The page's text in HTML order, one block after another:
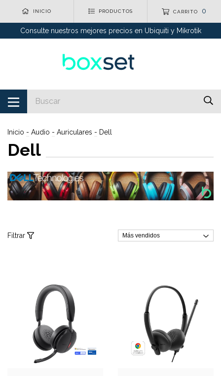
INICIO PRODUCTOS CARRITO 0
Consulte nuestros mejores precios en Ubiquiti y Mikrotik
Inicio - Audio - Auriculares - Dell
Dell
Filtrar